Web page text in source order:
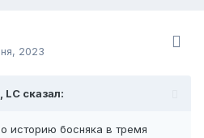
2023
сказал:
историю босняка в тремя